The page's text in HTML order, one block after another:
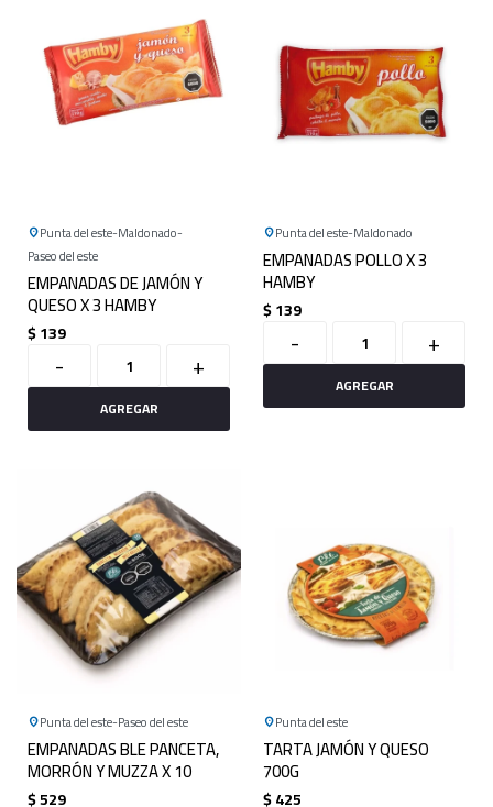
Punta del este Maldonado
Paseo del este
EMPANADAS DE JAMÓN Y
QUESO X 3 HAMBY
$139
- +
Punta del este Maldonado
EMPANADAS POLLO X 3
HAMBY
$139
- +
Punta del este Paseo del este
EMPANADAS BLE PANCETA,
MORRÓN Y MUZZA X 10
$529
Punta del este
TARTA JAMÓN Y QUESO
700G
$425